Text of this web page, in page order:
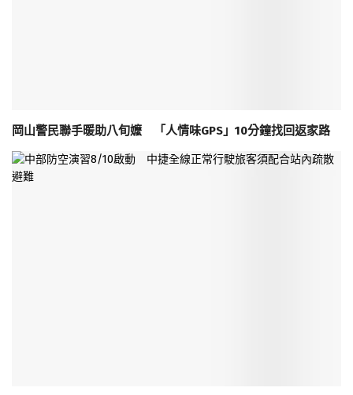
岡山警民聯手暖助八旬嬤 「人情味GPS」10分鐘找回返家路